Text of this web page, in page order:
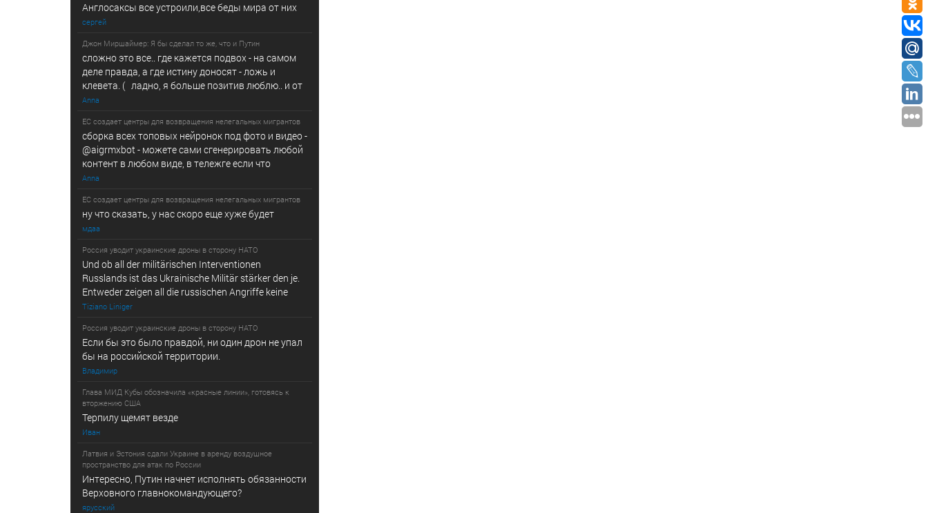
Англосаксы все устроили,все беды мира от них
сергей
Джон Миршаймер: Я бы сделал то же, что и Путин
сложно это все.. где кажется подвох - на самом
деле правда, а где истину доносят - ложь и
клевета. ( ладно, я больше позитив люблю.. и от
Anna
ЕС создает центры для возвращения нелегальных мигрантов
сборка всех топовых нейронок под фото и видео -
@­a­i­­gr­mx­b­­o­t - можете сами сгенерировать любой
контент в любом виде, в т­ележг­е е­сл­и ч­то
Anna
ЕС создает центры для возвращения нелегальных мигрантов
ну что сказать, у нас скоро еще хуже будет
мдаа
Россия уводит украинские дроны в сторону НАТО
Und ob all der militärischen Interventionen
Russlands ist das Ukrainische Militär stärker den je.
Entweder zeigen all die russischen Angriffe keine
Tiziano Liniger
Россия уводит украинские дроны в сторону НАТО
Если бы это было правдой, ни один дрон не упал
бы на российской территории.
Владимир
Глава МИД Кубы обозначила «красные линии», готовясь к
вторжению США
Терпилу щемят везде
Иван
Латвия и Эстония сдали Украине в аренду воздушное
пространство для атак по России
Интересно, Путин начнет исполнять обязанности
Верховного главнокомандующего?
ярусский